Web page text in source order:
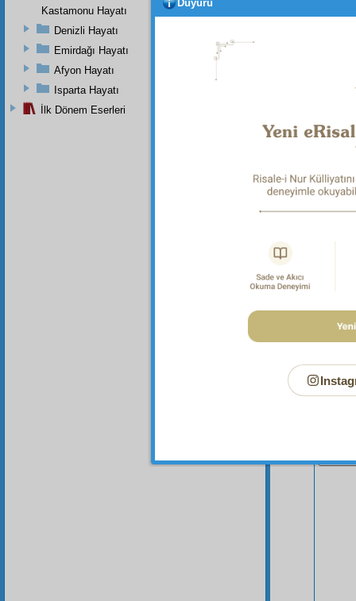
ilzam
Kastamonu Hayatı
Denizli Hayatı
Emirdağı Hayatı
Afyon Hayatı
Isparta Hayatı
İlk Dönem Eserleri
Duyuru